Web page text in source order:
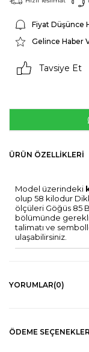
Fiyat Düşünce
Gelince Haber
Tavsiye Et
ÜRÜN ÖZELLIKLERI
Model üzerindeki
olup 58 kilodur
ölçüleri Göğüs 85
bölümünde gerekli
talimatı ve
ulaşabilirsiniz.
YORUMLAR(0)
ÖDEME